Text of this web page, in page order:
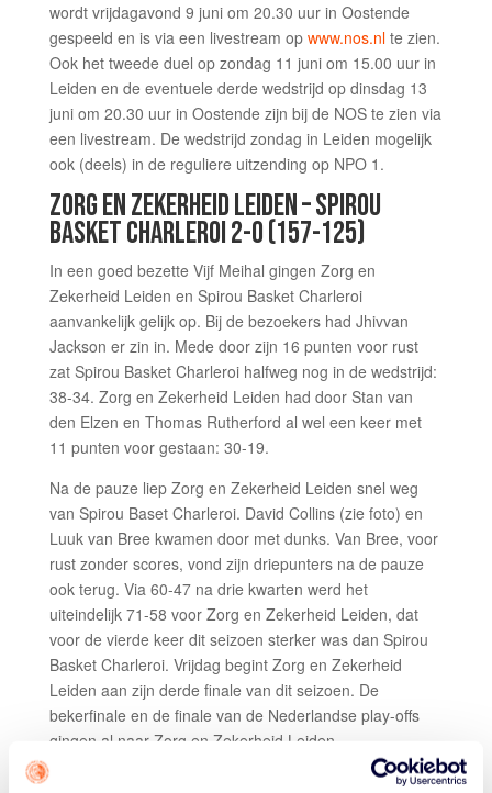
wordt vrijdagavond 9 juni om 20.30 uur in Oostende
gespeeld en is via een livestream op www.nos.nlte zien.
Ook het tweede duel op zondag 11 juni om 15.00 uur in
Leiden en de eventuele derde wedstrijd op dinsdag 13
juni om 20.30 uur in Oostende zijn bij de NOS te zien via
een livestream. De wedstrijd zondag in Leiden mogelijk
ook (deels) in de reguliere uitzending op NPO 1.
ZORG EN ZEKERHEID LEIDEN – SPIROU
BASKET CHARLEROI 2-0 (157-125)
In een goed bezette Vijf Meihal gingen Zorg en
Zekerheid Leiden en Spirou Basket Charleroi
aanvankelijk gelijk op. Bij de bezoekers had Jhivvan
Jackson er zin in. Mede door zijn 16 punten voor rust
zat Spirou Basket Charleroi halfweg nog in de wedstrijd:
38-34. Zorg en Zekerheid Leiden had door Stan van
den Elzen en Thomas Rutherford al wel een keer met
11 punten voor gestaan: 30-19.
Na de pauze liep Zorg en Zekerheid Leiden snel weg
van Spirou Baset Charleroi. David Collins (zie foto) en
Luuk van Bree kwamen door met dunks. Van Bree, voor
rust zonder scores, vond zijn driepunters na de pauze
ook terug. Via 60-47 na drie kwarten werd het
uiteindelijk 71-58 voor Zorg en Zekerheid Leiden, dat
voor de vierde keer dit seizoen sterker was dan Spirou
Basket Charleroi. Vrijdag begint Zorg en Zekerheid
Leiden aan zijn derde finale van dit seizoen. De
bekerfinale en de finale van de Nederlandse play-offs
gingen al naar Zorg en Zekerheid Leiden.
Luuk van Bree werd topschutter bij Zorg en Zekerheid